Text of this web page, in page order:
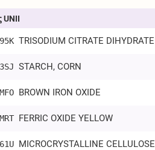
UNII
TRISODIUM CITRATE DIHYDRATE
STARCH, CORN
BROWN IRON OXIDE
FERRIC OXIDE YELLOW
MICROCRYSTALLINE CELLULOSE